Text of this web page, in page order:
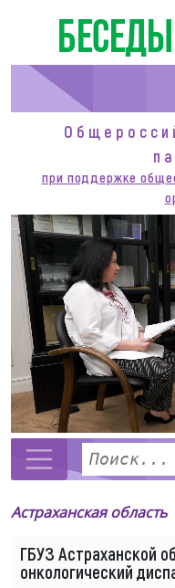
при поддержке
Астраханская область
ГБУЗ Астраханской
онкологический